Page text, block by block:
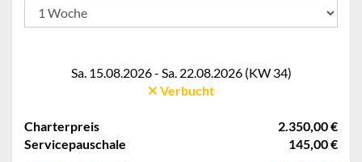
Sa. 15.08.2026 - Sa. 22.08.2026 (KW 34)
Verbucht
Charterpreis
2.350,00 €
Servicepauschale
145,00 €